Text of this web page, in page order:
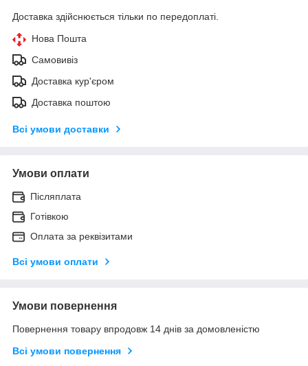
Доставка здійснюється тільки по передоплаті.
Нова Пошта
Самовивіз
Доставка кур'єром
Доставка поштою
Всі умови доставки
Умови оплати
Післяплата
Готівкою
Оплата за реквізитами
Всі умови оплати
Умови повернення
Повернення товару впродовж 14 днів за домовленістю
Всі умови повернення